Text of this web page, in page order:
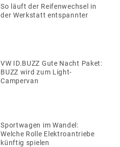
So läuft der Reifenwechsel in
der Werkstatt entspannter
VW ID.BUZZ Gute Nacht Paket:
BUZZ wird zum Light-
Campervan
Sportwagen im Wandel:
Welche Rolle Elektroantriebe
künftig spielen